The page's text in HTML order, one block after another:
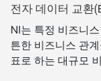
전자 데이터 교환
NI는 특정 비즈니
튼한 비즈니스 관
표로 하는 대규모